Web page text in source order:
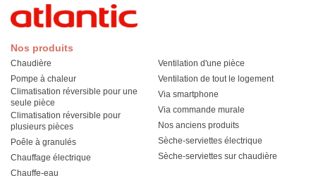
Nos produits
Chaudière
Pompe à chaleur
Climatisation réversible pour une
seule pièce
Climatisation réversible pour
plusieurs pièces
Poêle à granulés
Chauffage électrique
Chauffe-eau
Ventilation d'une pièce
Ventilation de tout le logement
Via smartphone
Via commande murale
Nos anciens produits
Sèche-serviettes électrique
Sèche-serviettes sur chaudière